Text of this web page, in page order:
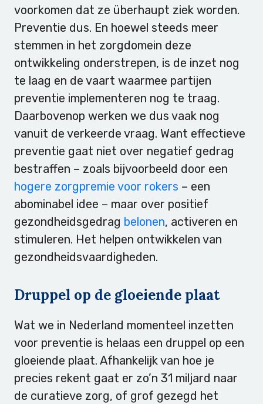
voorkomen dat ze überhaupt ziek worden.
Preventie dus. En hoewel steeds meer
stemmen in het zorgdomein deze
ontwikkeling onderstrepen, is de inzet nog
te laag en de vaart waarmee partijen
preventie implementeren nog te traag.
Daarbovenop werken we dus vaak nog
vanuit de verkeerde vraag. Want effectieve
preventie gaat niet over negatief gedrag
bestraffen – zoals bijvoorbeeld door een
hogere zorgpremie voor rokers – een
abominabel idee – maar over positief
gezondheidsgedrag belonen, activeren en
stimuleren. Het helpen ontwikkelen van
gezondheidsvaardigheden.
Druppel op de gloeiende plaat
Wat we in Nederland momenteel inzetten
voor preventie is helaas een druppel op een
gloeiende plaat. Afhankelijk van hoe je
precies rekent gaat er zo’n 31 miljard naar
de curatieve zorg, of grof gezegd het